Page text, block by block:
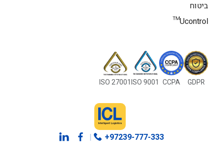
ביטוח
Ucontrol™
GDPR
CCPA
ISO 9001
ISO 27001
+97239-777-333
|